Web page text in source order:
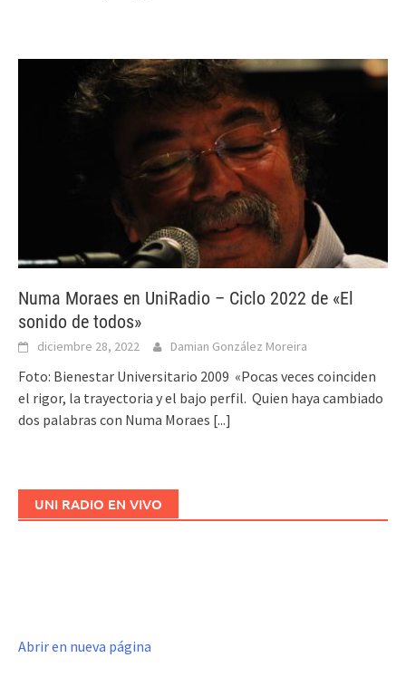
Numa Moraes en UniRadio – Ciclo 2022 de «El
sonido de todos»
diciembre 28, 2022 Damian González Moreira
Foto: Bienestar Universitario 2009 «Pocas veces coinciden
el rigor, la trayectoria y el bajo perfil. Quien haya cambiado
dos palabras con Numa Moraes [...]
UNI RADIO EN VIVO
Abrir en nueva página